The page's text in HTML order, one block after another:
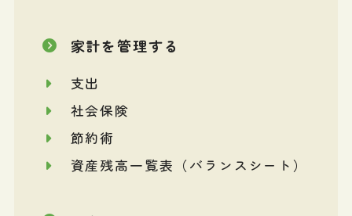
家計を管理する
支出
社会保険
節約術
資産残高一覧表（バランスシート）